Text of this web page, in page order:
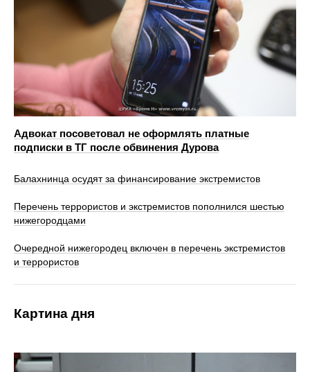
Адвокат посоветовал не оформлять платные
подписки в ТГ после обвинения Дурова
Балахнинца осудят за финансирование экстремистов
Перечень террористов и экстремистов пополнился шестью
нижегородцами
Очередной нижегородец включен в перечень экстремистов
и террористов
Картина дня